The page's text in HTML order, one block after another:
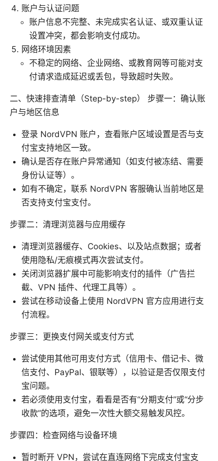
账户与认证问题
账户信息不完整、未完成实名认证、或双重认证
设置冲突，都会影响支付成功。
网络环境因素
不稳定的网络、企业网络、或教育网等可能对支
付请求造成延迟或丢包，导致超时失败。
二、快速排查清单（Step-by-step） 步骤一：确认账
户与地区信息
登录 NordVPN 账户，查看账户区域设置是否与支
付宝支持地区一致。
确认是否存在账户异常通知（如支付被冻结、需要
身份认证等）。
如有不确定，联系 NordVPN 客服确认当前地区是
否支持支付宝支付。
步骤二：清理浏览器与应用缓存
清理浏览器缓存、Cookies、以及站点数据；或者
使用隐私/无痕模式再次尝试支付。
关闭浏览器扩展中可能影响支付的插件（广告拦
截、VPN 插件、代理工具等）。
尝试在移动设备上使用 NordVPN 官方应用进行支
付流程。
步骤三：更换支付网关或支付方式
尝试使用其他可用支付方式（信用卡、借记卡、微
信支付、PayPal、银联等），以验证是否仅限支付
宝问题。
若必须使用支付宝，看看是否有“分期支付”或“分步
收款”的选项，避免一次性大额交易触发风控。
步骤四：检查网络与设备环境
暂时断开 VPN，尝试在直连网络下完成支付宝支